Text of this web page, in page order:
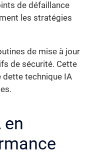
de défaillance
les stratégies
de mise à jour
de sécurité. Cette
dette technique IA
en